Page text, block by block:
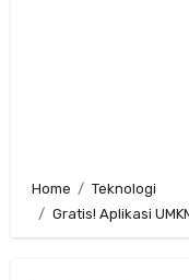
Home
Teknologi
Gratis! Aplikasi